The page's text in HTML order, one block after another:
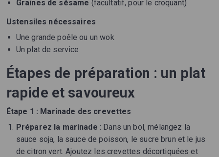
Graines de sésame (facultatif, pour le croquant)
Ustensiles nécessaires
Une grande poêle ou un wok
Un plat de service
Étapes de préparation : un plat
rapide et savoureux
Étape 1 : Marinade des crevettes
Préparez la marinade : Dans un bol, mélangez la
sauce soja, la sauce de poisson, le sucre brun et le jus
de citron vert. Ajoutez les crevettes décortiquées et